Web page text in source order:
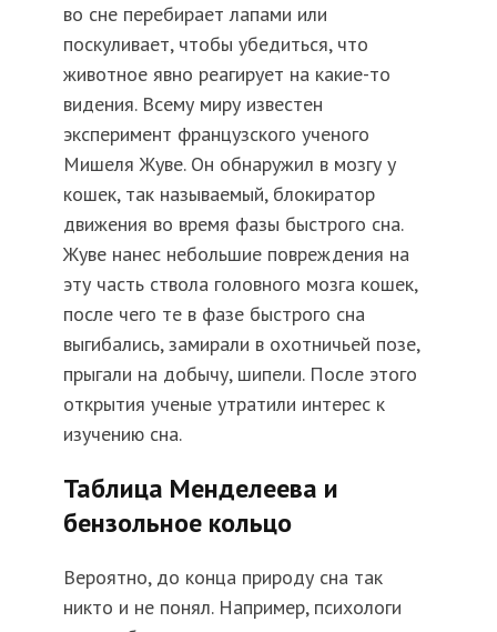
во сне перебирает лапами или
поскуливает, чтобы убедиться, что
животное явно реагирует на какие-то
видения. Всему миру известен
эксперимент французского ученого
Мишеля Жуве. Он обнаружил в мозгу у
кошек, так называемый, блокиратор
движения во время фазы быстрого сна.
Жуве нанес небольшие повреждения на
эту часть ствола головного мозга кошек,
после чего те в фазе быстрого сна
выгибались, замирали в охотничьей позе,
прыгали на добычу, шипели. После этого
открытия ученые утратили интерес к
изучению сна.
Таблица Менделеева и
бензольное кольцо
Вероятно, до конца природу сна так
никто и не понял. Например, психологи